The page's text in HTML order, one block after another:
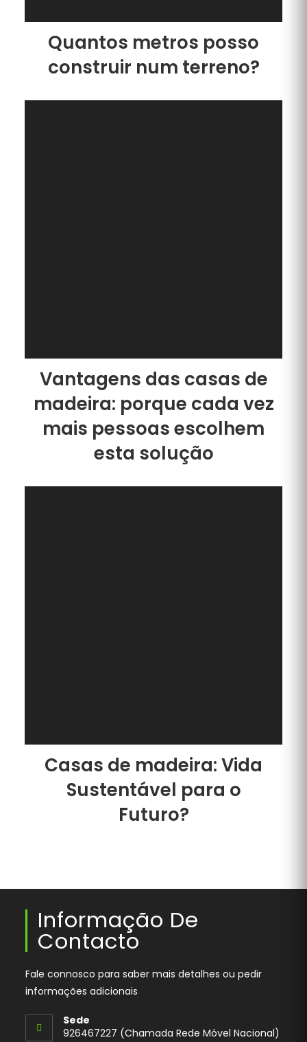
Quantos metros posso
construir num terreno?
Vantagens das casas de
madeira: porque cada vez
mais pessoas escolhem
esta solução
Casas de madeira: Vida
Sustentável para o
Futuro?
Informação De
Contacto
Fale connosco para saber mais detalhes ou pedir
informações adicionais
Sede
926467227 (Chamada Rede Móvel Nacional)